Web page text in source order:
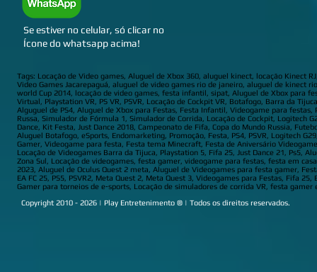
Se estiver no celular, só clicar no
Ícone do whatsapp acima!
Tags: Locação de Video games, Aluguel de Xbox 360, aluguel kinect, locação Kinect
Video Games Jacarepaguá, aluguel de video games rio de janeiro, aluguel de kinect
world Cup 2014, locação de video games, festa infantil, sipat, Aluguel de Xbox para
Virtual, Playstation VR, PS VR, PSVR, Locação de Cockpit VR, Botafogo, Barra da
Alguguel de PS4, Aluguel de Xbox para Festas, Festa Infantil, Videogame para
Russa, Simulador de Fórmula 1, Simulador de Corrida, Locação de Cockpit, Logitech
Dance, Kit Festa, Just Dance 2018, Campeonato de Fifa, Copa do Mundo Russia,
Aluguel Botafogo, eSports, Endomarketing, Promoção, Festa, PS4, PSVR, Logitech
Gamer, Videogame para festa, Festa tema Minecraft, Festa de Aniversário
Locação de Videogames Barra da Tijuca, Playstation 5, Fifa 25, Just Dance 21, Ps5,
Zona Sul, Locação de videogames, festa gamer, videogame para festas, festa em
2023, Aluguel de Oculus Quest 2 meta, Aluguel de Videogames para festa gamer,
EA FC 25, PS5, PSVR2, Meta Quest 2, Meta Quest 3, Videogames para Festas, Fifa
Gamer para torneios de e‑sports, Locação de simuladores de corrida VR, festa gamer
Copyright 2010 - 2026 | Play Entretenimento ® | Todos os direitos reservados.